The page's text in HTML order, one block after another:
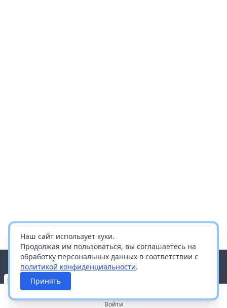
Наш сайт использует куки.
Продолжая им пользоваться, вы соглашаетесь на
обработку персональных данных в соответствии с
политикой конфиденциальности.
Принять
Войти